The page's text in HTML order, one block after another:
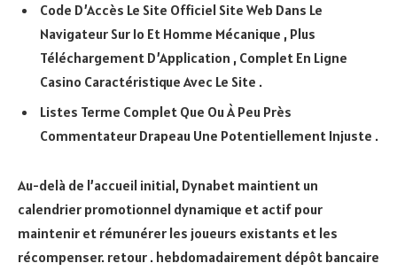
Code D’Accès Le Site Officiel Site Web Dans Le
Navigateur Sur Io Et Homme Mécanique , Plus
Téléchargement D’Application , Complet En Ligne
Casino Caractéristique Avec Le Site .
Listes Terme Complet Que Ou À Peu Près
Commentateur Drapeau Une Potentiellement Injuste .
Au-delà de l’accueil initial, Dynabet maintient un
calendrier promotionnel dynamique et actif pour
maintenir et rémunérer les joueurs existants et les
récompenser. retour . hebdomadairement dépôt bancaire